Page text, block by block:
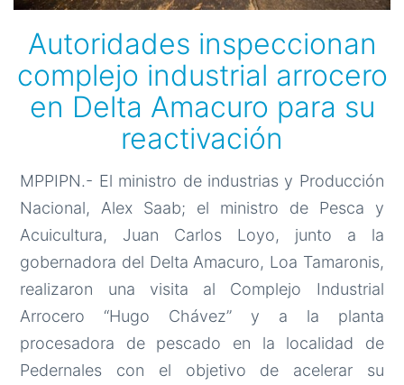
Autoridades inspeccionan
complejo industrial arrocero
en Delta Amacuro para su
reactivación
MPPIPN.- El ministro de industrias y Producción
Nacional, Alex Saab; el ministro de Pesca y
Acuicultura, Juan Carlos Loyo, junto a la
gobernadora del Delta Amacuro, Loa Tamaronis,
realizaron una visita al Complejo Industrial
Arrocero “Hugo Chávez” y a la planta
procesadora de pescado en la localidad de
Pedernales con el objetivo de acelerar su